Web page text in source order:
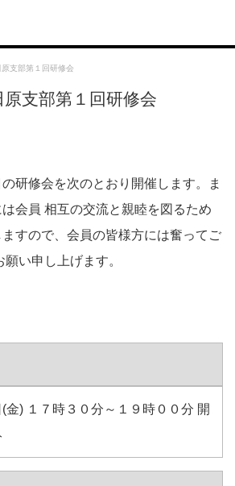
支部第１回研修会
支部第１回研修会
研修会を次のとおり開催します。ま
会員 相互の交流と親睦を図るため
すので、会員の皆様方には奮ってご
い申し上げます。
金) １７時３０分～１９時００分 開